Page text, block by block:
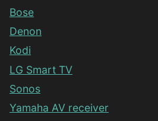
Bose
Denon
Kodi
LG Smart TV
Sonos
Yamaha AV receiver